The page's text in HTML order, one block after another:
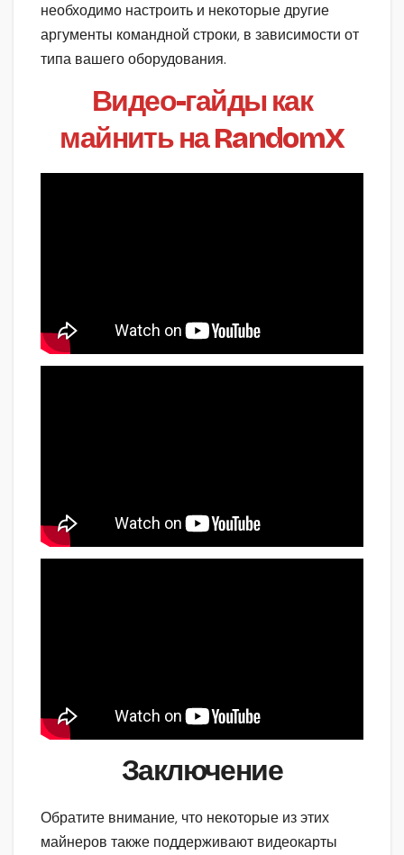
необходимо настроить и некоторые другие
аргументы командной строки, в зависимости от
типа вашего оборудования.
Видео-гайды как
майнить на RandomX
Заключение
Обратите внимание, что некоторые из этих
майнеров также поддерживают видеокарты